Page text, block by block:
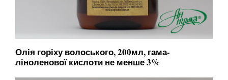
Олія горіху волоського, 200мл, гама-
ліноленової кислоти не менше 3%